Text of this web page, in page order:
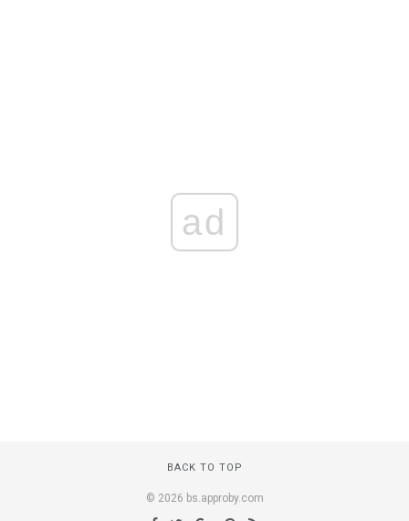
ad
BACK TO TOP
© 2026 bs.approby.com